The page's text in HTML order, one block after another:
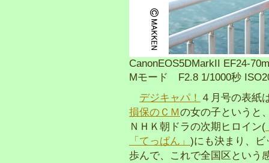
CanonEOS5DMarkII EF24-
Mモード F2.8 1/1000秒
デジキャパ！ ４月号の表紙
損保のＣＭの女の子というと
ＮＨＫ朝ドラの次期ヒロイン(
「てっぱん」 )にも決まり、
歩んで、これで全国区という